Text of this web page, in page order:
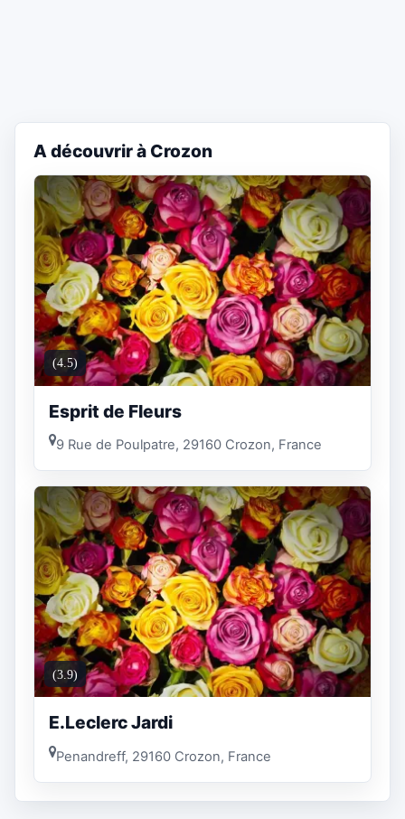
A découvrir à Crozon
(4.5)
Esprit de Fleurs
9 Rue de Poulpatre, 29160 Crozon, France
(3.9)
E.Leclerc Jardi
Penandreff, 29160 Crozon, France